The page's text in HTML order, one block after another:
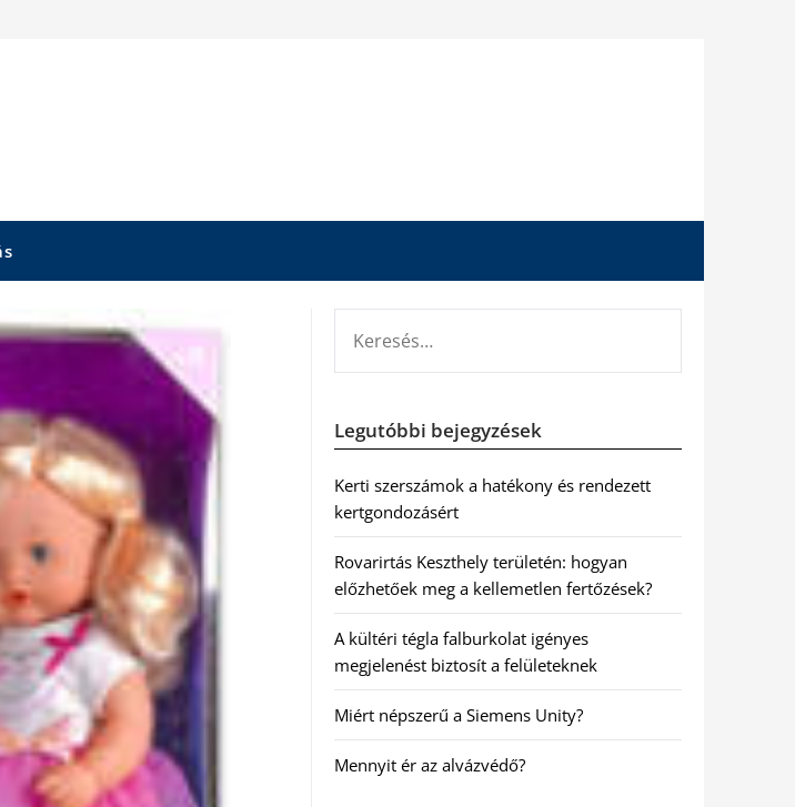
Legutóbbi bejegyzések
Kerti szerszámok a hatékony és rendezett
kertgondozásért
Rovarirtás Keszthely területén: hogyan
előzhetőek meg a kellemetlen fertőzések?
A kültéri tégla falburkolat igényes
megjelenést biztosít a felületeknek
Miért népszerű a Siemens Unity?
Mennyit ér az alvázvédő?